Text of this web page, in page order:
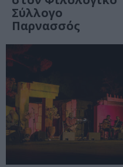
Σύλλογο
Παρνασσός